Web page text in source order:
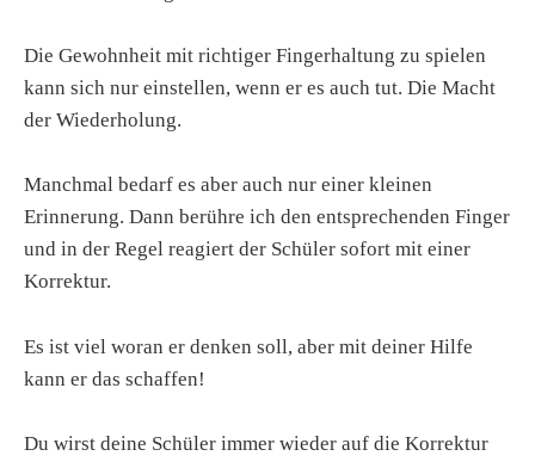
Die Gewohnheit mit richtiger Fingerhaltung zu spielen
kann sich nur einstellen, wenn er es auch tut. Die Macht
der Wiederholung.
Manchmal bedarf es aber auch nur einer kleinen
Erinnerung. Dann berühre ich den entsprechenden Finger
und in der Regel reagiert der Schüler sofort mit einer
Korrektur.
Es ist viel woran er denken soll, aber mit deiner Hilfe
kann er das schaffen!
Du wirst deine Schüler immer wieder auf die Korrektur